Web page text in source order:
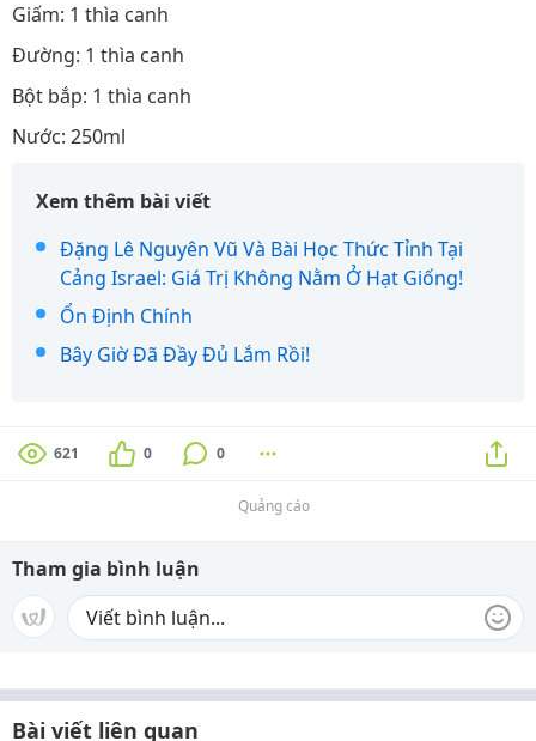
Giấm: 1 thìa canh
Đường: 1 thìa canh
Bột bắp: 1 thìa canh
Nước: 250ml
Xem thêm bài viết
Đặng Lê Nguyên Vũ Và Bài Học Thức Tỉnh Tại
Cảng Israel: Giá Trị Không Nằm Ở Hạt Giống!
Ổn Định Chính
Bây Giờ Đã Đầy Đủ Lắm Rồi!
621 0 0
Quảng cáo
Tham gia bình luận
Bài viết liên quan